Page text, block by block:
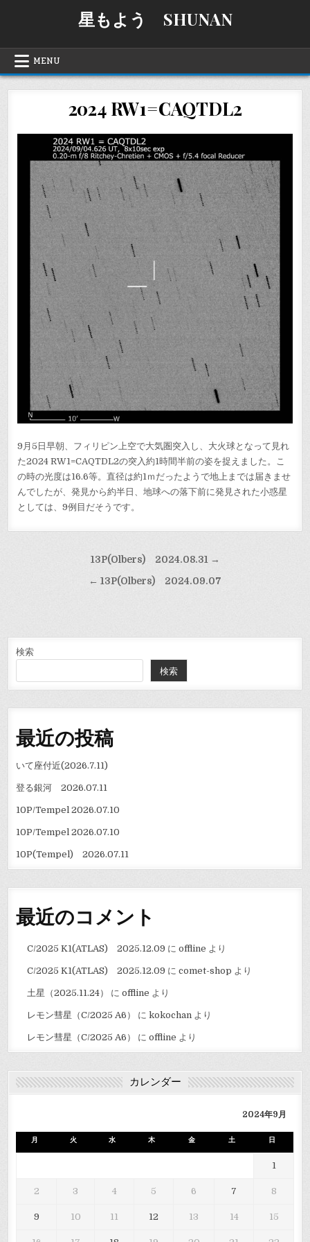
星もよう SHUNAN
MENU
2024 RW1=CAQTDL2
9月5日早朝、フィリピン上空で大気圏突入し、大火球となって見れ
た2024 RW1=CAQTDL2の突入約1時間半前の姿を捉えました。こ
の時の光度は16.6等。直径は約1ｍだったようで地上までは届きませ
んでしたが、発見から約半日、地球への落下前に発見された小惑星
としては、9例目だそうです。
ゲ
ー
シ
ョ
ン
13P(Olbers) 2024.08.31 →
← 13P(Olbers) 2024.09.07
検索
検索
最近の投稿
いて座付近(2026.7.11)
登る銀河 2026.07.11
10P/Tempel 2026.07.10
10P/Tempel 2026.07.10
10P(Tempel) 2026.07.11
最近のコメント
C/2025 K1(ATLAS) 2025.12.09 に offline より
C/2025 K1(ATLAS) 2025.12.09 に comet-shop より
土星（2025.11.24） に offline より
レモン彗星（C/2025 A6） に kokochanより
レモン彗星（C/2025 A6） に offline より
カレンダー
2024年9月
月 火 水 木 金 土 日
1
2 3 4 5 6 7 8
9 10 11 12 13 14 15